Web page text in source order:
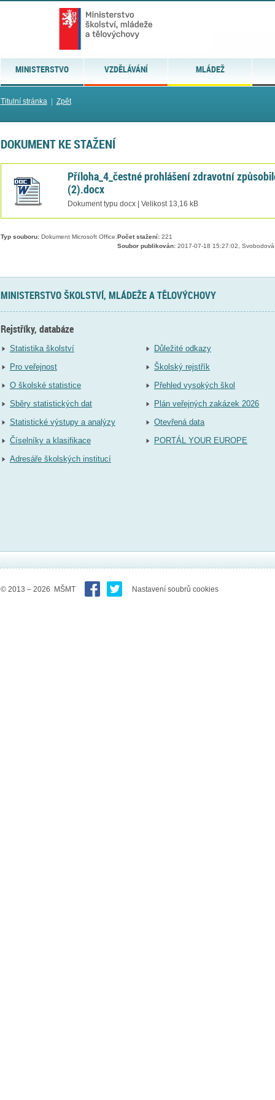
MINISTERSTVO VZDĚLÁVÁNÍ MLÁDEŽ
Titulní stránka| Zpět
DOKUMENT KE STAŽENÍ
Příloha_4_čestné prohlášení zdravotní
(2).docx
Dokument typu docx | Velikost 13,16 kB
Typ souboru:Dokument Microsoft Office. Počet stažení:221
Soubor publikován:2017-07-18 15:27:02, Svobodová
MINISTERSTVO ŠKOLSTVÍ, MLÁDEŽE A TĚLOVÝCHOVY
Rejstříky, databáze
Statistika školství
Pro veřejnost
O školské statistice
Sběry statistických dat
Statistické výstupy a analýzy
Číselníky a klasifikace
Adresáře školských institucí
Důležité odkazy
Školský rejstřík
Přehled vysokých škol
Plán veřejných zakázek 2026
Otevřená data
PORTÁL YOUR EUROPE
© 2013 – 2026 MŠMT Nastavení soubrů cookies